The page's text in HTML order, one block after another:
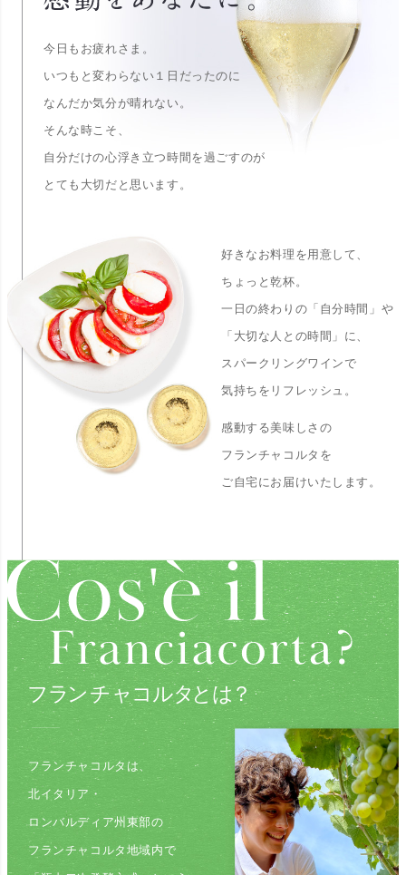
今日もお疲れさま。
いつもと変わらない１日だったのに
なんだか気分が晴れない。
そんな時こそ、
自分だけの心浮き立つ時間を過ごすのが
とても大切だと思います。
好きなお料理を用意して、
ちょっと乾杯。
一日の終わりの「自分時間」や
「大切な人との時間」に、
スパークリングワインで
気持ちをリフレッシュ。
感動する美味しさの
フランチャコルタを
ご自宅にお届けいたします。
フランチャコルタは、
北イタリア・
ロンバルディア州東部の
フランチャコルタ地域内で